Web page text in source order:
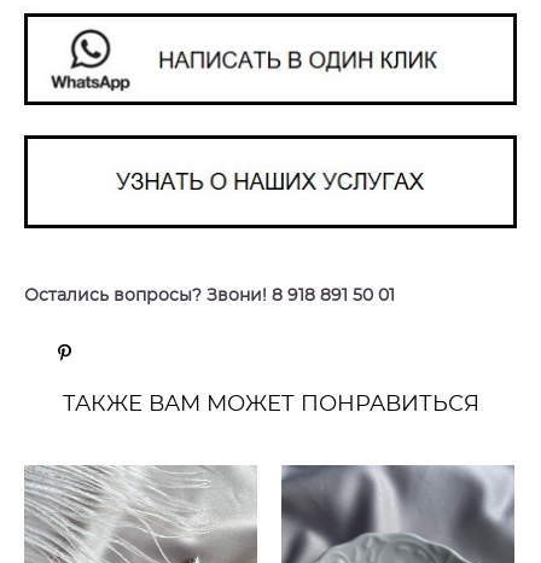
Остались вопросы? Звони! 8 918 891 50 01
ТАКЖЕ ВАМ МОЖЕТ ПОНРАВИТЬСЯ